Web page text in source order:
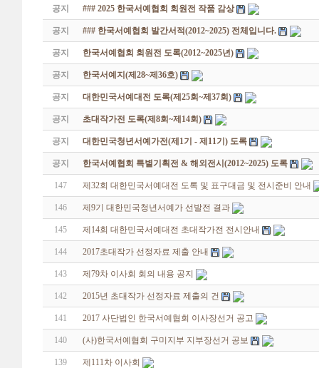
공지 ### 2025 한국서예협회 회원전 작품 감상
공지 ### 한국서예협회 발간서적(2012~2025) 전체입니다.
공지 한국서예협회 회원전 도록(2012~2025년)
공지 한국서예지(제28~제36호)
공지 대한민국서예대전 도록(제25회~제37회)
공지 초대작가전 도록(제8회~제14회)
공지 대한민국청년서예가전(제1기 - 제11기) 도록
공지 한국서예협회 특별기획전 & 해외전시(2012~2025) 도록
147 제32회 대한민국서예대전 도록 및 표구대금 및 전시준비 안내
146 제9기 대한민국청년서예가 선발전 결과
145 제14회 대한민국서예대전 초대작가전 전시안내
144 2017초대작가 선정자료 제출 안내
143 제79차 이사회 회의 내용 공지
142 2015년 초대작가 선정자료 제출의 건
141 2017 사단법인 한국서예협회 이사장선거 공고
140 (사)한국서예협회 구미지부 지부장선거 공보
139 제111차 이사회